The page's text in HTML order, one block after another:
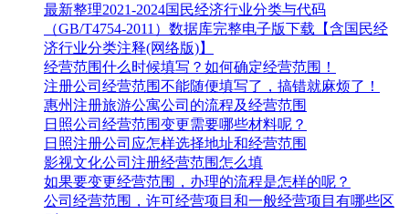
最新整理2021-2024国民经济行业分类与代码
（GB/T4754-2011）数据库完整电子版下载【含国民经
济行业分类注释(网络版)】
经营范围什么时候填写？如何确定经营范围！
注册公司经营范围不能随便填写了，搞错就麻烦了！
惠州注册旅游公寓公司的流程及经营范围
日照公司经营范围变更需要哪些材料呢？
日照注册公司应怎样选择地址和经营范围
影视文化公司注册经营范围怎么填
如果要变更经营范围，办理的流程是怎样的呢？
公司经营范围，许可经营项目和一般经营项目有哪些区